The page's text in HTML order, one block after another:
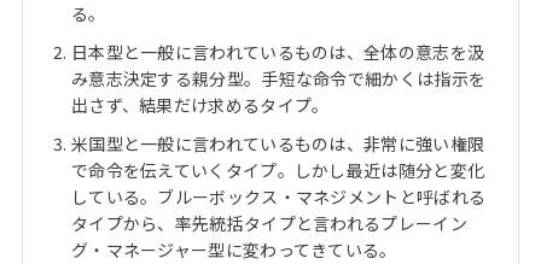
MBAを生かす求人特集
年齢と年収の相関図
Career Talk Live
MBA NETWORKING
る。
日本型と一般に言われているものは、全体の意志を汲
み意志決定する親分型。手短な命令で細かくは指示を
出さず、結果だけ求めるタイプ。
米国型と一般に言われているものは、非常に強い権限
で命令を伝えていくタイプ。しかし最近は随分と変化
している。ブルーボックス・マネジメントと呼ばれる
タイプから、率先統括タイプと言われるプレーイン
グ・マネージャー型に変わってきている。